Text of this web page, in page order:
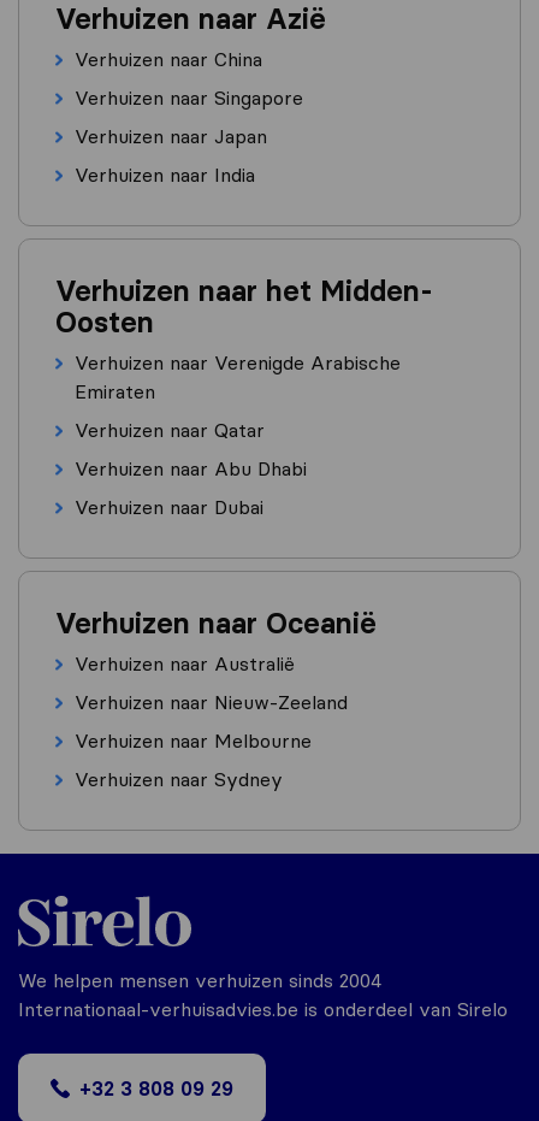
Verhuizen naar Azië
Verhuizen naar China
Verhuizen naar Singapore
Verhuizen naar Japan
Verhuizen naar India
Verhuizen naar het Midden-
Oosten
Verhuizen naar Verenigde Arabische
Emiraten
Verhuizen naar Qatar
Verhuizen naar Abu Dhabi
Verhuizen naar Dubai
Verhuizen naar Oceanië
Verhuizen naar Australië
Verhuizen naar Nieuw-Zeeland
Verhuizen naar Melbourne
Verhuizen naar Sydney
We helpen mensen verhuizen sinds 2004
Internationaal-verhuisadvies.be is onderdeel van Sirelo
+32 3 808 09 29